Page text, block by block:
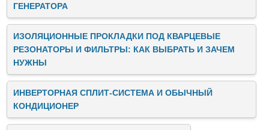
ГЕНЕРАТОРА
ИЗОЛЯЦИОННЫЕ ПРОКЛАДКИ ПОД КВАРЦЕВЫЕ
РЕЗОНАТОРЫ И ФИЛЬТРЫ: КАК ВЫБРАТЬ И ЗАЧЕМ
НУЖНЫ
ИНВЕРТОРНАЯ СПЛИТ-СИСТЕМА И ОБЫЧНЫЙ
КОНДИЦИОНЕР